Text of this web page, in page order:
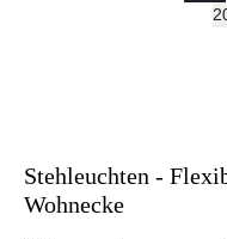
Stehleuchten -
Wohnecke